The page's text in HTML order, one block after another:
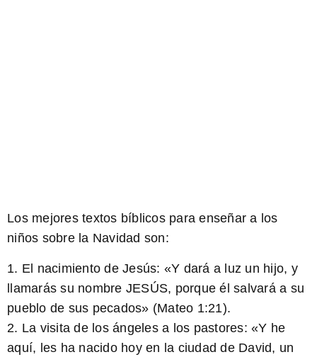
Los mejores textos bíblicos para enseñar a los
niños sobre la Navidad son:
1. El nacimiento de Jesús: «Y dará a luz un hijo, y
llamarás su nombre JESÚS, porque él salvará a su
pueblo de sus pecados» (Mateo 1:21).
2. La visita de los ángeles a los pastores: «Y he
aquí, les ha nacido hoy en la ciudad de David, un